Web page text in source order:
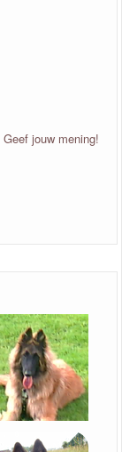
Geef jouw mening!